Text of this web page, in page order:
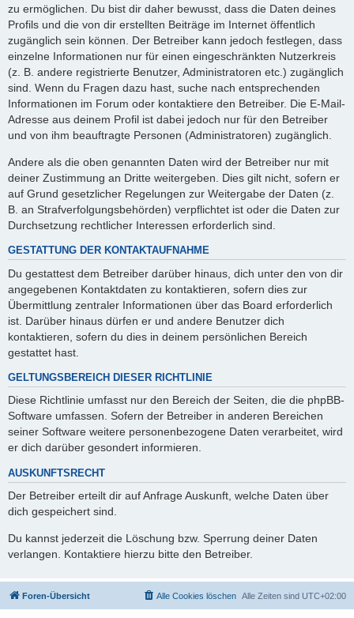
zu ermöglichen. Du bist dir daher bewusst, dass die Daten deines
Profils und die von dir erstellten Beiträge im Internet öffentlich
zugänglich sein können. Der Betreiber kann jedoch festlegen, dass
einzelne Informationen nur für einen eingeschränkten Nutzerkreis
(z. B. andere registrierte Benutzer, Administratoren etc.) zugänglich
sind. Wenn du Fragen dazu hast, suche nach entsprechenden
Informationen im Forum oder kontaktiere den Betreiber. Die E-Mail-
Adresse aus deinem Profil ist dabei jedoch nur für den Betreiber
und von ihm beauftragte Personen (Administratoren) zugänglich.
Andere als die oben genannten Daten wird der Betreiber nur mit
deiner Zustimmung an Dritte weitergeben. Dies gilt nicht, sofern er
auf Grund gesetzlicher Regelungen zur Weitergabe der Daten (z.
B. an Strafverfolgungsbehörden) verpflichtet ist oder die Daten zur
Durchsetzung rechtlicher Interessen erforderlich sind.
GESTATTUNG DER KONTAKTAUFNAHME
Du gestattest dem Betreiber darüber hinaus, dich unter den von dir
angegebenen Kontaktdaten zu kontaktieren, sofern dies zur
Übermittlung zentraler Informationen über das Board erforderlich
ist. Darüber hinaus dürfen er und andere Benutzer dich
kontaktieren, sofern du dies in deinem persönlichen Bereich
gestattet hast.
GELTUNGSBEREICH DIESER RICHTLINIE
Diese Richtlinie umfasst nur den Bereich der Seiten, die die phpBB-
Software umfassen. Sofern der Betreiber in anderen Bereichen
seiner Software weitere personenbezogene Daten verarbeitet, wird
er dich darüber gesondert informieren.
AUSKUNFTSRECHT
Der Betreiber erteilt dir auf Anfrage Auskunft, welche Daten über
dich gespeichert sind.
Du kannst jederzeit die Löschung bzw. Sperrung deiner Daten
verlangen. Kontaktiere hierzu bitte den Betreiber.
Foren-Übersicht Alle Zeiten sind UTC+02:00
Alle Cookies löschen